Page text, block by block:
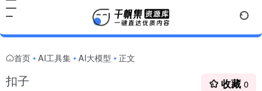
首页 • AI工具集 • AI大模型 • 正文
扣子 收藏 0